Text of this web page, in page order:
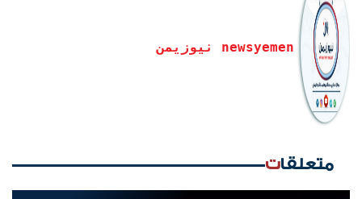
newsyemen نيوزيمن
متعلقات